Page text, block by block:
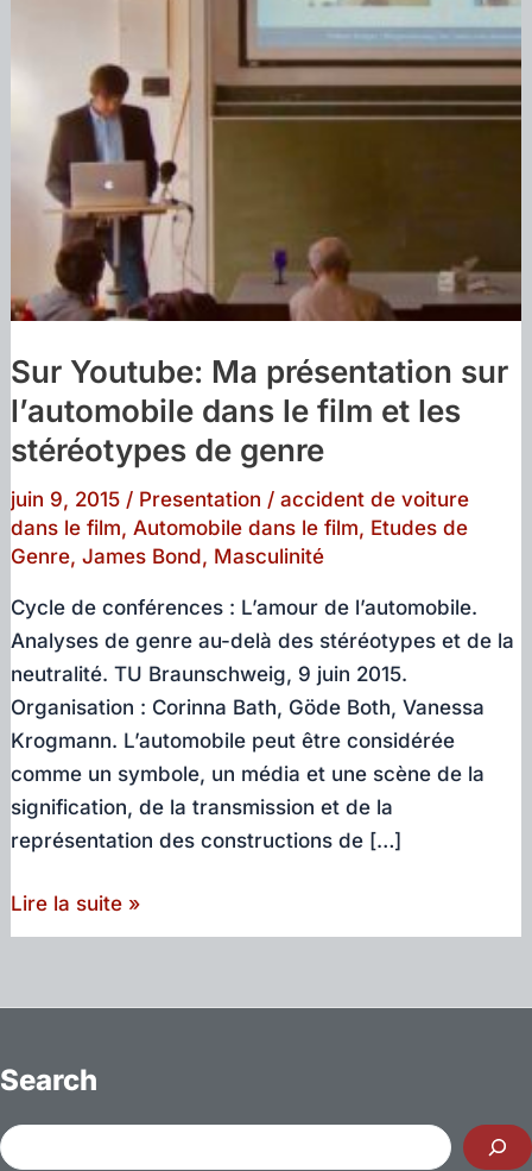
Sur Youtube: Ma présentation sur
l’automobile dans le film et les
stéréotypes de genre
juin 9, 2015 / Presentation /accident de voiture
dans le film, Automobile dans le film, Etudes de
Genre,James Bond, Masculinité
Cycle de conférences : L’amour de l’automobile.
Analyses de genre au-delà des stéréotypes et de la
neutralité. TU Braunschweig, 9 juin 2015.
Organisation : Corinna Bath, Göde Both, Vanessa
Krogmann. L’automobile peut être considérée
comme un symbole, un média et une scène de la
signification, de la transmission et de la
représentation des constructions de […]
Sur
Youtube:
présentation
l’automobile
le
Lire la suite »
Search
Rechercher